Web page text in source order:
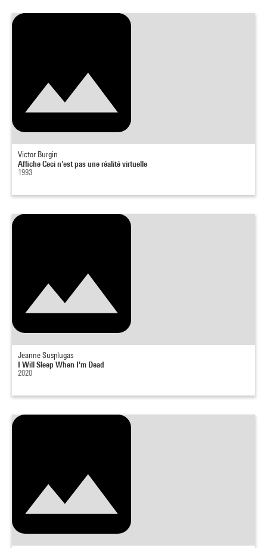
Victor Burgin
Affiche Ceci n'est pas une réalité virtuelle
1993
Jeanne Susplugas
I Will Sleep When I'm Dead
2020